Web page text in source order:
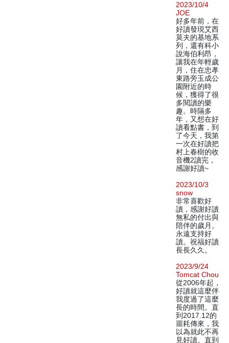
2023/10/4
JOE
好多年前，在
好讀發現艾西
莫夫的基地系
列，還有科小
說海伯利昂，
讓我在年輕歲
月，住在忠孝
東路旁玉成公
園附近的時
候，獲得了很
多閱讀的樂
趣。時隔多
年，又想在好
讀看點書，到
了今天，我第
一次在好讀把
村上春樹的收
音機2讀完，
感謝好讀~
2023/10/3
snow
非常喜歡好
讀，感謝好讀
無私的付出與
陪伴的歲月。
永遠支持好
讀。祝福好讀
長長久久。
2023/9/24
Tomcat Chou
從2006年起，
好讀就這麼伴
我度過了這麼
長的時間。直
到2017.12的
噩耗傳來，我
以為就此不再
見好讀。直到